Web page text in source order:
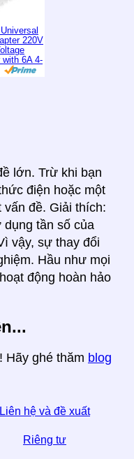
220V
with 6A 4-
lớn. Trừ khi bạn
điện hoặc một
đề. Giải thích:
tần số của
vậy, sự thay đổi
Hầu như mọi
động hoàn hảo
Hãy ghé thăm blog
Liên hệ và đề xuất
Riêng tư